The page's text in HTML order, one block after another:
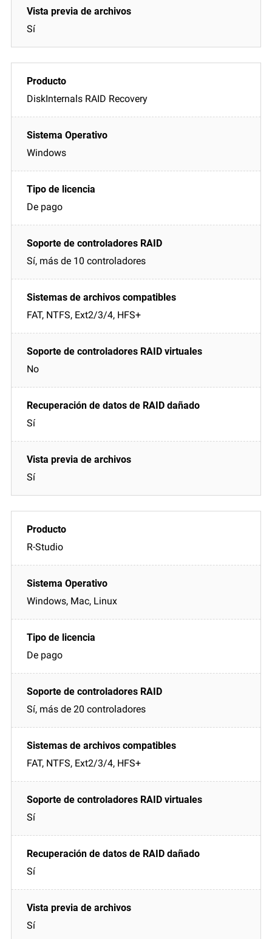
Sí
DiskInternals RAID Recovery
Windows
De pago
Sí, más de 10 controladores
FAT, NTFS, Ext2/3/4, HFS+
No
Sí
Sí
R-Studio
Windows, Mac, Linux
De pago
Sí, más de 20 controladores
FAT, NTFS, Ext2/3/4, HFS+
Sí
Sí
Sí